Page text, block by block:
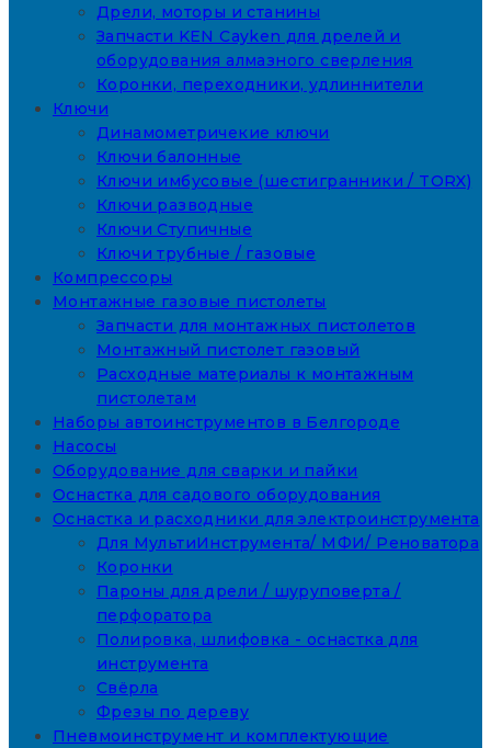
Дрели, моторы и станины
Запчасти KEN Cayken для дрелей и
оборудования алмазного сверления
Коронки, переходники, удлиннители
Ключи
Динамометричекие ключи
Ключи балонные
Ключи имбусовые (шестигранники / TORX)
Ключи разводные
Ключи Ступичные
Ключи трубные / газовые
Компрессоры
Монтажные газовые пистолеты
Запчасти для монтажных пистолетов
Монтажный пистолет газовый
Расходные материалы к монтажным
пистолетам
Наборы автоинструментов в Белгороде
Насосы
Оборудование для сварки и пайки
Оснастка для садового оборудования
Оснастка и расходники для электроинструмента
Для МультиИнструмента/ МФИ/ Реноватора
Коронки
Пароны для дрели / шуруповерта /
перфоратора
Полировка, шлифовка - оснастка для
инструмента
Свёрла
Фрезы по дереву
Пневмоинструмент и комплектующие